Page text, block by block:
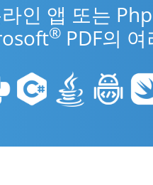
인 앱 또는
® PDF의